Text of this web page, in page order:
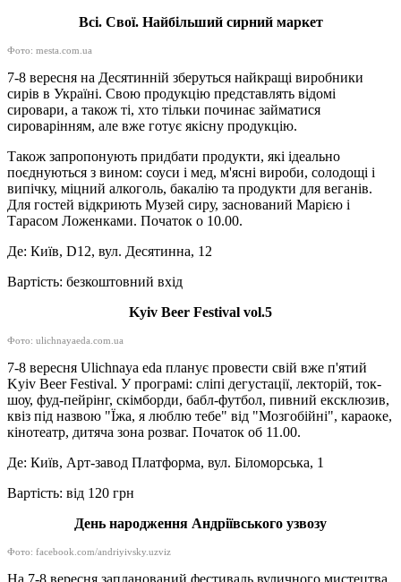
Всі. Свої. Найбільший сирний маркет
Фото: mesta.com.ua
7-8 вересня на Десятинній зберуться найкращі виробники
сирів в Україні. Свою продукцію представлять відомі
сировари, а також ті, хто тільки починає займатися
сироварінням, але вже готує якісну продукцію.
Також запропонують придбати продукти, які ідеально
поєднуються з вином: соуси і мед, м'ясні вироби, солодощі і
випічку, міцний алкоголь, бакалію та продукти для веганів.
Для гостей відкриють Музей сиру, заснований Марією і
Тарасом Ложенками. Початок о 10.00.
Де: Київ, D12, вул. Десятинна, 12
Вартість: безкоштовний вхід
Kyiv Beer Festival vol.5
Фото: ulichnayaeda.com.ua
7-8 вересня Ulichnaya eda планує провести свій вже п'ятий
Kyiv Beer Festival. У програмі: сліпі дегустації, лекторій, ток-
шоу, фуд-пейрінг, скімборди, бабл-футбол, пивний ексклюзив,
квіз під назвою "Їжа, я люблю тебе" від "Мозгобійні", караоке,
кінотеатр, дитяча зона розваг. Початок об 11.00.
Де: Київ, Арт-завод Платформа, вул. Біломорська, 1
Вартість: від 120 грн
День народження Андріївського узвозу
Фото: facebook.com/andriyivsky.uzviz
На 7-8 вересня запланований фестиваль вуличного мистецтва,